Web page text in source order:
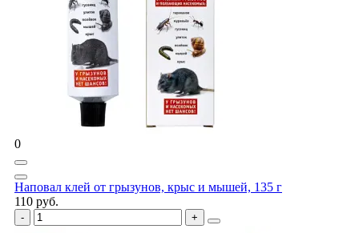
0
Наповал клей от грызунов, крыс и мышей, 135 г
110 руб.